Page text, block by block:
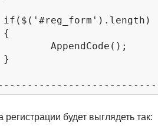
будет выглядеть так: